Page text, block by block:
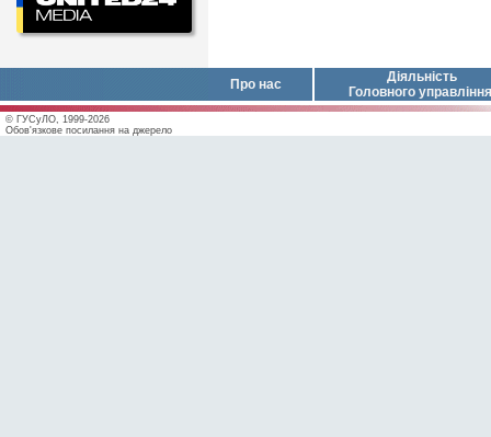
Про нас
Діяльність
Головного управління
© ГУСуЛО, 1999-2026
Обов'язкове посилання на джерело